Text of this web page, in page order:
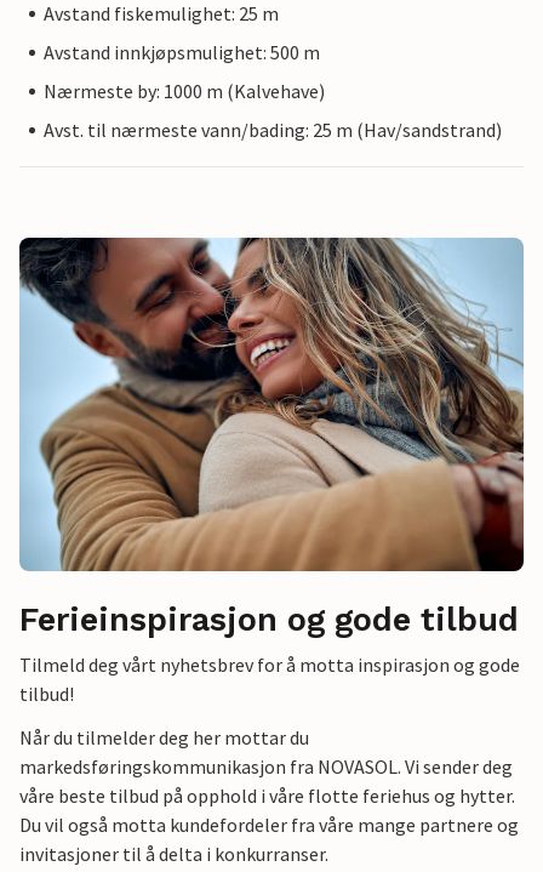
Avstand fiskemulighet: 25 m
Avstand innkjøpsmulighet: 500 m
Nærmeste by: 1000 m (Kalvehave)
Avst. til nærmeste vann/bading: 25 m (Hav/sandstrand)
Ferieinspirasjon og gode tilbud
Tilmeld deg vårt nyhetsbrev for å motta inspirasjon og gode
tilbud!
Når du tilmelder deg her mottar du
markedsføringskommunikasjon fra NOVASOL. Vi sender deg
våre beste tilbud på opphold i våre flotte feriehus og hytter.
Du vil også motta kundefordeler fra våre mange partnere og
invitasjoner til å delta i konkurranser.